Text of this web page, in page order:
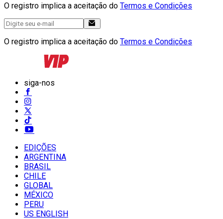
O registro implica a aceitação do Termos e Condições
O registro implica a aceitação do Termos e Condições
siga-nos
EDIÇÕES
ARGENTINA
BRASIL
CHILE
GLOBAL
MÉXICO
PERU
US ENGLISH